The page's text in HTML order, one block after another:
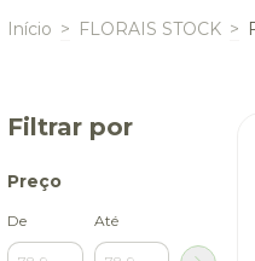
Início > FLORAIS STOCK >
Filtrar por
Preço
De Até